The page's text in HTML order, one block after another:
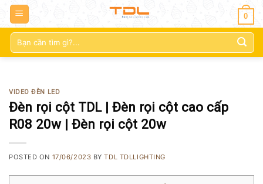
0
Tìm
kiếm:
VIDEO ĐÈN LED
Đèn rọi cột TDL | Đèn rọi cột cao cấp
R08 20w | Đèn rọi cột 20w
POSTED ON 17/06/2023 BYTDL TDLLIGHTING